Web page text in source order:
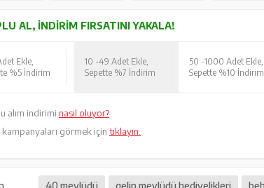
AL, İNDIRIM FIRSATINI YAKALA!
Ekle,
%5 İndirim
10 -49 Adet Ekle,
Sepette %7 İndirim
50 -1000 Adet Ekle,
Sepette %10 İndirim
alım indirimi nasıl oluyor?
kampanyaları görmek için tıklayın.
40 mevlüdü gelin mevlüdü hediyelikleri